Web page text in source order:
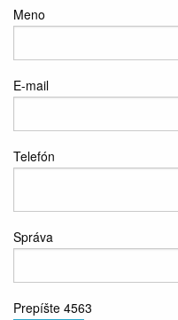
Meno
E-mail
Telefón
Správa
Prepíšte 4563